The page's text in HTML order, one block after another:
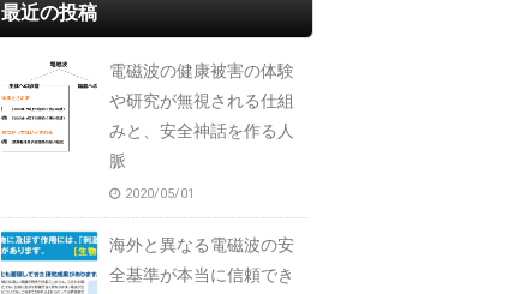
最近の投稿
電磁波の健康被害の体験
や研究が無視される仕組
みと、安全神話を作る人
脈
2020/05/01
海外と異なる電磁波の安
全基準が本当に信頼でき